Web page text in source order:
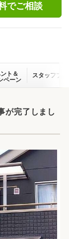
でご相談
ト＆
ペーン
スタッフブ
が完了しまし